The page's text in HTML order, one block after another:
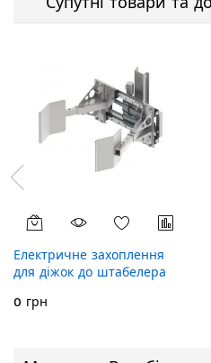
Електричне захоплення
для діжок до штабелера
0 грн